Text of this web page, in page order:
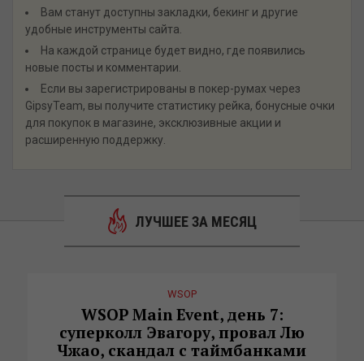
Вам станут доступны закладки, бекинг и другие
удобные инструменты сайта.
На каждой странице будет видно, где появились
новые посты и комментарии.
Если вы зарегистрированы в покер-румах через
GipsyTeam, вы получите статистику рейка, бонусные очки
для покупок в магазине, эксклюзивные акции и
расширенную поддержку.
ЛУЧШЕЕ ЗА МЕСЯЦ
WSOP
WSOP Main Event, день 7:
суперколл Эвагору, провал Лю
Чжао, скандал с таймбанками